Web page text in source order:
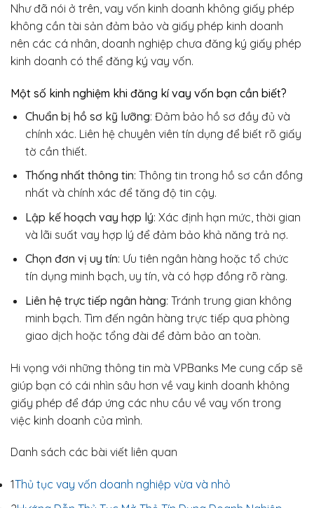
Như đã nói ở trên, vay vốn kinh doanh không giấy phép
không cần tài sản đảm bảo và giấy phép kinh doanh
nên các cá nhân, doanh nghiệp chưa đăng ký giấy phép
kinh doanh có thể đăng ký vay vốn.
Một số kinh nghiệm khi đăng kí vay vốn bạn cần biết?
Chuẩn bị hồ sơ kỹ lưỡng: Đảm bảo hồ sơ đầy đủ và
chính xác. Liên hệ chuyên viên tín dụng để biết rõ giấy
tờ cần thiết.
Thống nhất thông tin: Thông tin trong hồ sơ cần đồng
nhất và chính xác để tăng độ tin cậy.
Lập kế hoạch vay hợp lý: Xác định hạn mức, thời gian
và lãi suất vay hợp lý để đảm bảo khả năng trả nợ.
Chọn đơn vị uy tín: Ưu tiên ngân hàng hoặc tổ chức
tín dụng minh bạch, uy tín, và có hợp đồng rõ ràng.
Liên hệ trực tiếp ngân hàng: Tránh trung gian không
minh bạch. Tìm đến ngân hàng trực tiếp qua phòng
giao dịch hoặc tổng đài để đảm bảo an toàn.
Hi vọng với những thông tin mà VPBanks Me cung cấp sẽ
giúp bạn có cái nhìn sâu hơn về vay kinh doanh không
giấy phép để đáp ứng các nhu cầu về vay vốn trong
việc kinh doanh của mình.
Danh sách các bài viết liên quan
1Thủ tục vay vốn doanh nghiệp vừa và nhỏ